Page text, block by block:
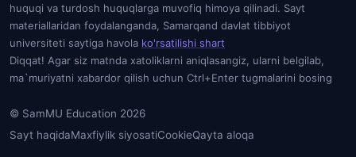
huquqi va turdosh huquqlarga muvofiq himoya qilinadi. Sayt
materiallaridan foydalanganda, Samarqand davlat tibbiyot
universiteti saytiga havola ko'rsatilishi shart
Diqqat! Agar siz matnda xatoliklarni aniqlasangiz, ularni belgilab,
ma`muriyatni xabardor qilish uchun Ctrl+Enter tugmalarini bosing
© SamMU Education 2026
Sayt haqidaMaxfiylik siyosatiCookieQayta aloqa